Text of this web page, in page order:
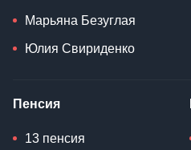
Марьяна Безуглая
Юлия Свириденко
Пенсия
13 пенсия